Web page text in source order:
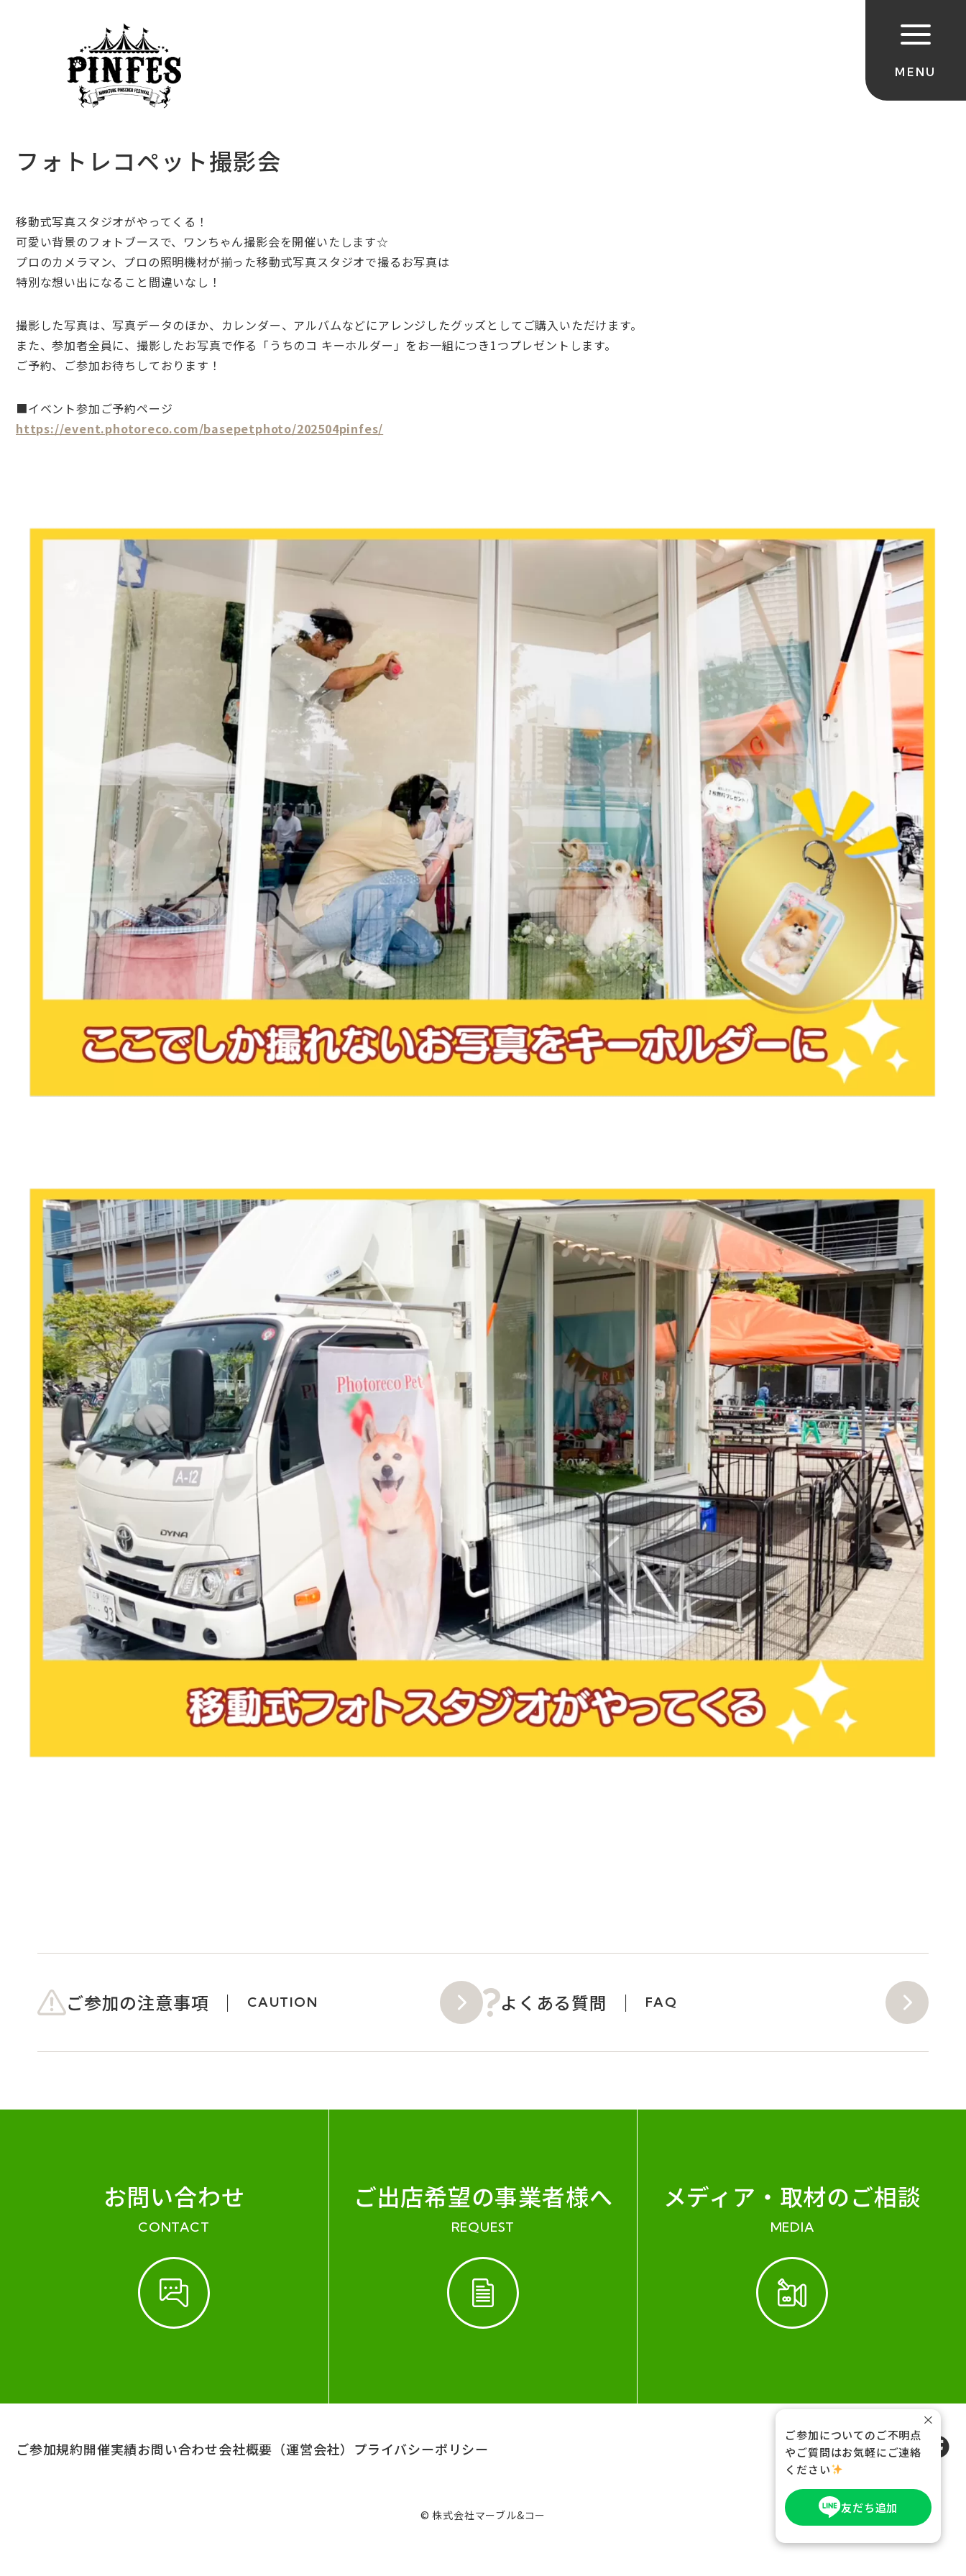
フォトレコペット撮影会
移動式写真スタジオがやってくる！
可愛い背景のフォトブースで、ワンちゃん撮影会を開催いたします☆
プロのカメラマン、プロの照明機材が揃った移動式写真スタジオで撮るお写真は
特別な想い出になること間違いなし！
撮影した写真は、写真データのほか、カレンダー、アルバムなどにアレンジしたグッズとしてご購入いただけます。
また、参加者全員に、撮影したお写真で作る「うちのコ キーホルダー」をお一組につき1つプレゼントします。
ご予約、ご参加お待ちしております！
■イベント参加ご予約ページ
https://event.photoreco.com/basepetphoto/202504pinfes/
ご参加の注意事項 CAUTION よくある質問 FAQ
お問い合わせ
CONTACT
ご出店希望の事業者様へ
REQUEST
メディア・ 取材のご相談
MEDIA
ご参加規約開催実績お問い合わせ会社概要（運営会社） プライバシーポリシー FOLLOW US
© 株式会社マーブル&コー
ご参加についてのご不明点
やご質問はお気軽にご連絡
ください
友だち追加
×